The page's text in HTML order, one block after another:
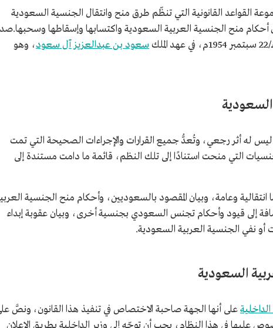
القواعد القانونية التي تنظّم طرق منح وانتقال الجنسية السعودية
أحكام منح الجنسية العربية السعودية واكتسابها وإسقاطها
سعود بن عبدالعزيز آل سعود، وهو
ليس له أثر رجعي، وتُعدُّ جميع القرارات والإجراءات الصحيحة التي تمت
التي منحت استنادًا إلى تلك النظم، قائمة ما دامت مستندة إلى
وعامة، وبيان المقصود بالسعوديين، وأحكام منح الجنسية
إلى قيود وأحكام تجنس السعودي بجنسية أخرى، وبيان عقوبة إبداء
أو نفي الجنسية العربية السعودية.
السعودية
الداخليةعلى أنها الجهة صاحبة الاختصاص في تنفيذ هذا القانون، ونصَّ
عليها في هذا النظام، يجب أن توجّه إلى وزير الداخلية بطريق الإعلان